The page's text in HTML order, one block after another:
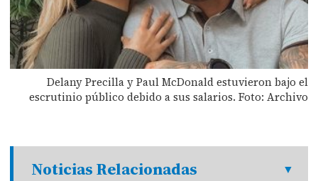
Delany Precilla y Paul McDonald estuvieron bajo el
escrutinio público debido a sus salarios. Foto: Archivo
Noticias Relacionadas